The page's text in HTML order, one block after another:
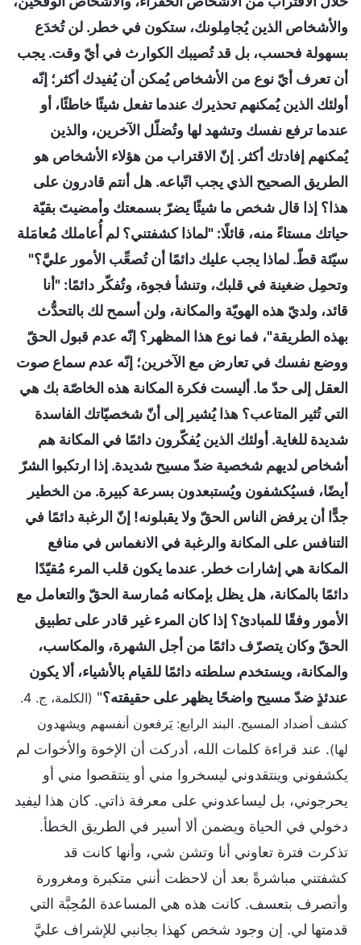
والأشخاص الذين يُجامِلونك، ستكون في خطر. لن تُخدَع
بسهولة فحسب، بل قد تُصيبك الكوارث في أيّ وقت. يجب
أن تعرف أيّ نوع من الأشخاص يُمكن أن يُفيدك أكثر؛ إنّه
أولئك الذين يُمكنهم تحذيرك عندما تفعل شيئًا خاطئًا، أو
عندما ترفع نفسك وتشهد لها وتُضلّل الآخرين، والذين
يُمكنهم إفادتك أكثر. إنّ الاقتراب من هؤلاء الأشخاص هو
الطريق الصحيح الذي يجب اتّباعه. هل أنتم قادرون على
هذا؟ إذا قال شخص ما شيئًا يضرّ بسمعتك وأمضيتَ بقيّة
حياتك مستاءً منه، قائلًا: "لماذا كشفتني؟ لم أُعاملك مُعامَلة
سيّئة قطّ. لماذا يجب عليك دائمًا أن تُصعِّب الأمور عليَّ؟"
وتحمِل ضغينة في قلبك، وتنشأ فجوة، وتُفكّر دائمًا: "أنا
قائد، ولديّ هذه الهويّة والمكانة، ولن أسمح لك بالتحدُّث
بهذه الطريقة"، فما نوع هذا المظهر؟ إنّه عدم قبول الحقّ
ووضع نفسك في تعارض مع الآخرين؛ إنّه عدم سماع صوت
العقل إلى حدّ ما. أليست فكرة المكانة هذه الخاصّة بك هي
التي تُثير المتاعب؟ هذا يُشير إلى أنّ شخصيّاتك الفاسدة
شديدة للغاية. أولئك الذين يُفكّرون دائمًا في المكانة هم
أشخاص لديهم شخصية ضدّ مسيح شديدة. إذا ارتكبوا الشرّ
أيضًا، فسيُكشفون ويُستبعدون بسرعة كبيرة. من الخطير
جدًّا أن يرفض الناس الحقّ ولا يقبلونه! إنّ الرغبة دائمًا في
التنافس على المكانة والرغبة في الانغماس في منافع
المكانة هي إشارات خطر. عندما يكون قلب المرء مُقيّدًا
دائمًا بالمكانة، هل يظل بإمكانه مُمارسة الحقّ والتعامل مع
الأمور وفقًا للمبادئ؟ إذا كان المرء غير قادر على تطبيق
الحقّ وكان يتصرّف دائمًا من أجل الشهرة، والمكاسب،
والمكانة، ويستخدم سلطته دائمًا للقيام بالأشياء، ألا يكون
عندئذٍ ضدّ مسيح واضحًا يظهر على حقيقته؟"
(الكلمة، ج. 4.
كشف أضداد المسيح. البند الرابع: يَرفعون أنفسهم ويشهدون
لها). عند قراءة كلمات الله، أدركت أن الإخوة والأخوات لم
يكشفوني وينتقدوني ليسخروا مني أو ينتقصوا مني أو
يحرجوني، بل ليساعدوني على معرفة ذاتي. كان هذا ليفيد
دخولي في الحياة ويضمن ألا أسير في الطريق الخطأ.
تذكرت فترة تعاوني أنا وتشن شي، وأنها كانت قد
كشفتني مباشرةً بعد أن لاحظت أنني متكبرة ومغرورة
وأتصرف بتعسف. كانت هذه هي المساعدة المُحِبَّة التي
قدمتها لي. إن وجود شخص كهذا بجانبي للإشراف عليَّ